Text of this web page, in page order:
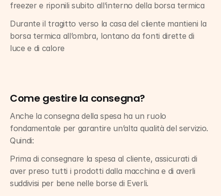
freezer e riponili subito all’interno della borsa termica
Durante il tragitto verso la casa del cliente mantieni la
borsa termica all’ombra, lontano da fonti dirette di
luce e di calore
Come gestire la consegna?
Anche la consegna della spesa ha un ruolo
fondamentale per garantire un’alta qualità del servizio.
Quindi:
Prima di consegnare la spesa al cliente, assicurati di
aver preso tutti i prodotti dalla macchina e di averli
suddivisi per bene nelle borse di Everli.